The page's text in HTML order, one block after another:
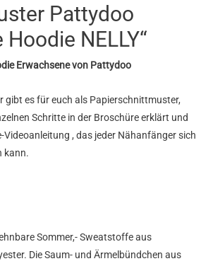
Pattydoo
Hoodie NELLY“
Erwachsene von Pattydoo
gibt es für euch als Papierschnittmuster,
Schritte in der Broschüre erklärt und
, das jeder Nähanfänger sich
kann.
Sommer,- Sweatstoffe aus
Die Saum- und Ärmelbündchen aus